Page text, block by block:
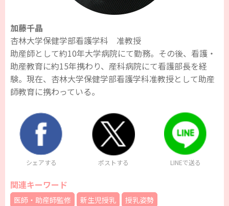
加藤千晶
杏林大学保健学部看護学科 准教授
助産師として約10年大学病院にて勤務。その後、看護・
助産教育に約15年携わり、産科病院にて看護部長を経
験。現在、杏林大学保健学部看護学科准教授として助産
師教育に携わっている。
シェアする ポストする LINEで送る
関連キーワード
医師・助産師監修 新生児授乳
授乳姿勢